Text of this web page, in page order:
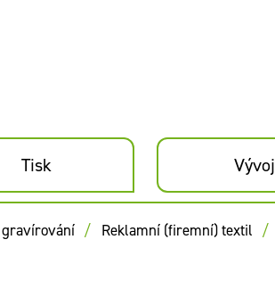
Tisk Vývoj
gravírování
Reklamní (firemní) textil